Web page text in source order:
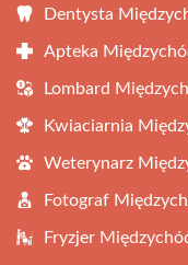
Dentysta
Apteka
Lombard
Kwiaciarnia
Weterynarz
Fotograf
Fryzjer